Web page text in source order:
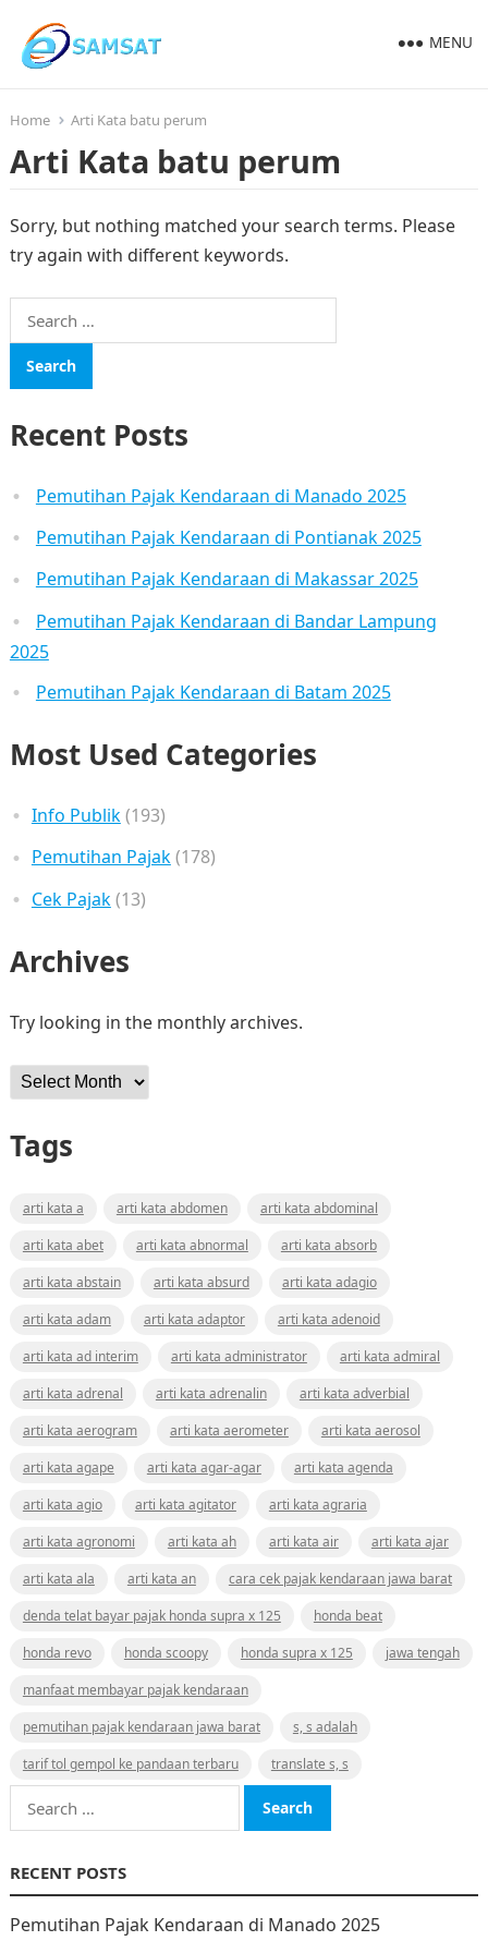
MENU
Home Arti Kata batu perum
Arti Kata batu perum
Sorry, but nothing matched your search terms. Please
try again with different keywords.
Search
for:
Recent Posts
Pemutihan Pajak Kendaraan di Manado 2025
Pemutihan Pajak Kendaraan di Pontianak 2025
Pemutihan Pajak Kendaraan di Makassar 2025
Pemutihan Pajak Kendaraan di Bandar Lampung
2025
Pemutihan Pajak Kendaraan di Batam 2025
Most Used Categories
Info Publik(193)
Pemutihan Pajak(178)
Cek Pajak(13)
Archives
Try looking in the monthly archives.
Archives
Tags
arti kata a arti kata abdomen
arti kata abdominal
arti kata abet
arti kata abnormal
arti kata absorb
arti kata abstain
arti kata absurd
arti kata adagio
arti kata adam
arti kata adaptor
arti kata adenoid
arti kata ad interim
arti kata administrator
arti kata admiral
arti kata adrenal
arti kata adrenalin
arti kata adverbial
arti kata aerogram
arti kata aerometer
arti kata aerosol
arti kata agape
arti kata agar-agar
arti kata agenda
arti kata agio
arti kata agitator
arti kata agraria
arti kata agronomi
arti kata ah arti kata air
arti kata ajar
arti kata ala
arti kata an
cara cek pajak kendaraan jawa barat
denda telat bayar pajak honda supra x 125
honda beat
honda revo
honda scoopy honda supra x 125
jawa tengah
manfaat membayar pajak kendaraan
pemutihan pajak kendaraan jawa barat
s, s adalah
tarif tol gempol ke pandaan terbaru
translate s, s
Search
for:
RECENT POSTS
Pemutihan Pajak Kendaraan di Manado 2025